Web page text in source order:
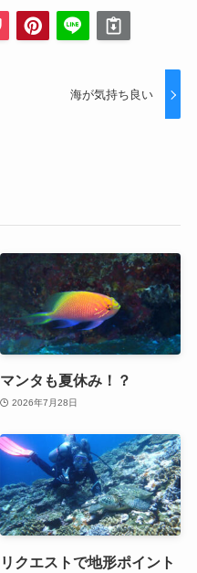
海が気持ち良い
マンタも夏休み！？
2026年7月28日
リクエストで地形ポイント